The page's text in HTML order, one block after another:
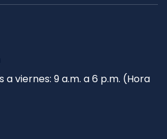
a viernes: 9 a.m. a 6 p.m. (Hora